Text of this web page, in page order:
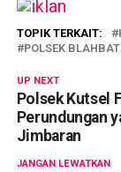
TOPIK TERKAIT:
POLSEK
UP NEXT
Polsek Kutsel
Perundungan
Jimbaran
JANGAN LEWATKAN